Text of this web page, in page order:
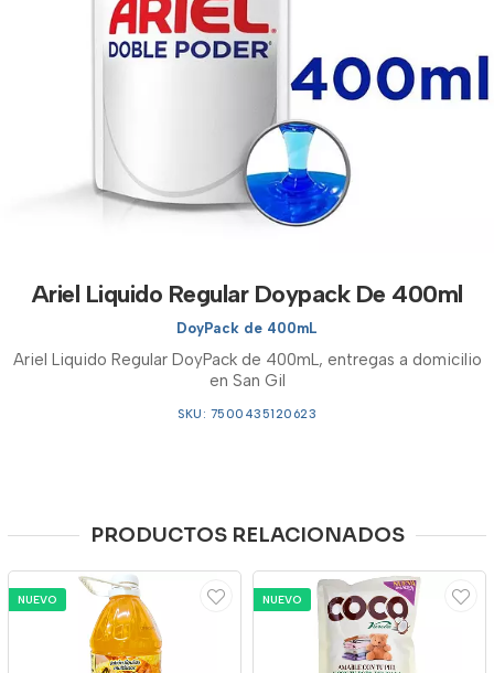
Ariel Liquido Regular Doypack De 400ml
DoyPack de 400mL
Ariel Liquido Regular DoyPack de 400mL, entregas a domicilio
en San Gil
SKU: 7500435120623
PRODUCTOS RELACIONADOS
NUEVO NUEVO